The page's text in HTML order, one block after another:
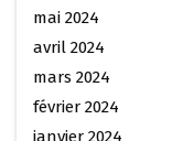
mai 2024
avril 2024
mars 2024
février 2024
janvier 2024